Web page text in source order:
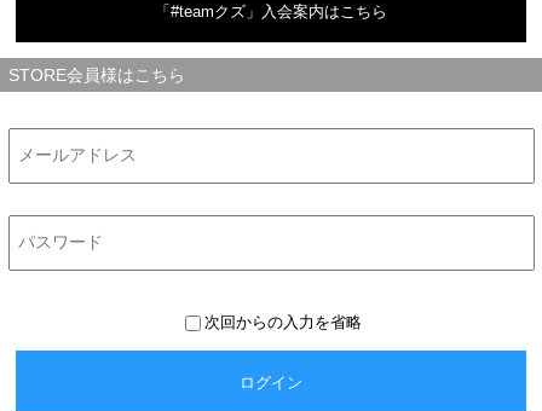
「#teamクズ」入会案内はこちら
STORE会員様はこちら
次回からの入力を省略
ログイン